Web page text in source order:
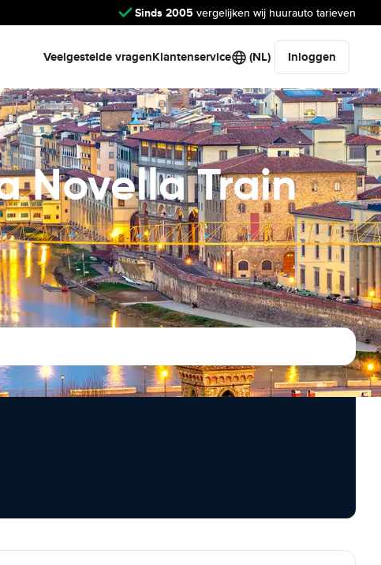
Sinds 2005 vergelijken wij huurauto tarieven
Veelgestelde vragenKlantenservice (NL) Inloggen
Novella Train